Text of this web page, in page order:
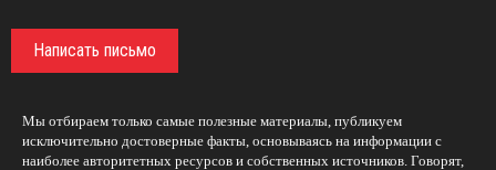
Написать письмо
Мы отбираем только самые полезные материалы, публикуем
исключительно достоверные факты, основываясь на информации с
наиболее авторитетных ресурсов и собственных источников. Говорят,